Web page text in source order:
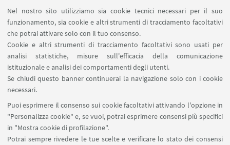
Nel nostro sito utilizziamo sia cookie tecnici necessari per il suo
funzionamento, sia cookie e altri strumenti di tracciamento facoltativi
che potrai attivare solo con il tuo consenso.
Cookie e altri strumenti di tracciamento facoltativi sono usati per
analisi statistiche, misure sull'efficacia della comunicazione
istituzionale e analisi dei comportamenti degli utenti.
Se chiudi questo banner continuerai la navigazione solo con i cookie
necessari.
Puoi esprimere il consenso sui cookie facoltativi attivando l'opzione in
"Personalizza cookie" e, se vuoi, potrai esprimere consensi più specifici
in "Mostra cookie di profilazione".
Potrai sempre rivedere le tue scelte e verificare lo stato dei consensi
LINK UTILI
Area riservata
SEGUI UNIBO SU: